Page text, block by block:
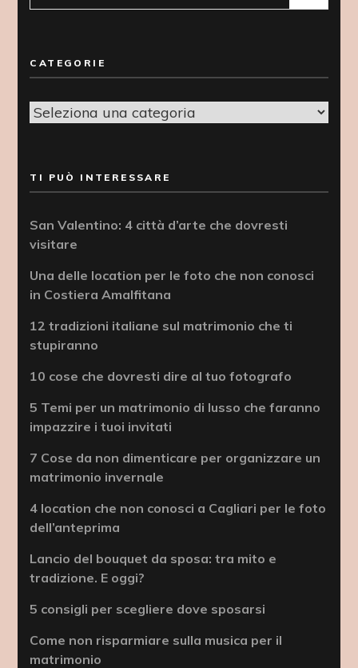
per:
CATEGORIE
Categorie
TI PUÒ INTERESSARE
San Valentino: 4 città d’arte che dovresti
visitare
Una delle location per le foto che non conosci
in Costiera Amalfitana
12 tradizioni italiane sul matrimonio che ti
stupiranno
10 cose che dovresti dire al tuo fotografo
5 Temi per un matrimonio di lusso che faranno
impazzire i tuoi invitati
7 Cose da non dimenticare per organizzare un
matrimonio invernale
4 location che non conosci a Cagliari per le foto
dell’anteprima
Lancio del bouquet da sposa: tra mito e
tradizione. E oggi?
5 consigli per scegliere dove sposarsi
Come non risparmiare sulla musica per il
matrimonio